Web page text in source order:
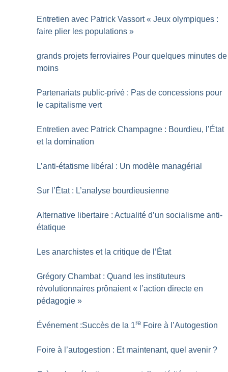
Entretien avec Patrick Vassort « Jeux olympiques :
faire plier les populations »
grands projets ferroviaires Pour quelques minutes de
moins
Partenariats public-privé : Pas de concessions pour
le capitalisme vert
Entretien avec Patrick Champagne : Bourdieu, l’État
et la domination
L’anti-étatisme libéral : Un modèle managérial
Sur l’État : L’analyse bourdieusienne
Alternative libertaire : Actualité d’un socialisme anti-
étatique
Les anarchistes et la critique de l’État
Grégory Chambat : Quand les instituteurs
révolutionnaires prônaient « l’action directe en
pédagogie »
Événement :Succès de la 1re Foire à l’Autogestion
Foire à l’autogestion : Et maintenant, quel avenir ?